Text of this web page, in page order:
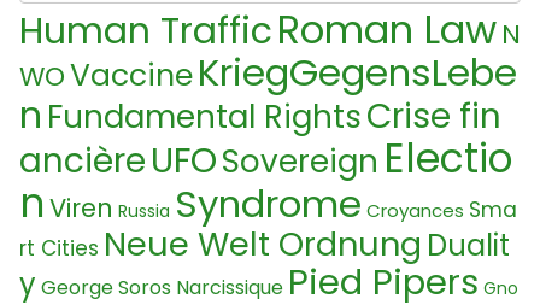
Human TrafficRoman LawN
WOVaccineKriegGegensLebe
n Fundamental RightsCrise fin
ancièreUFOSovereign Electio
n Viren Russia Syndrome Croyances Sma
rt Cities Neue Welt Ordnung Dualit
y George Soros Narcissique Pied Pipers Gno